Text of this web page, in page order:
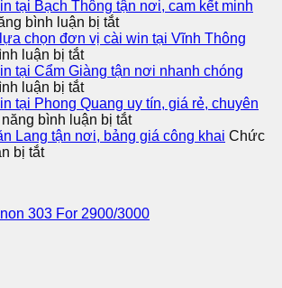
tại Bạch Thông tận nơi, cam kết minh
bình luận bị tắtở
Dịch
cài
tại
Bạch
Thông
minh
chọn đơn vị cài win tại Vĩnh Thông
luận bị tắtở
Kinh
nghiệm
lựa
chọn
đơn
Vĩnh
tại Cẩm Giàng tận nơi nhanh chóng
luận bị tắtở
Dịch
vụ
cài
tận
tại Phong Quang uy tín, giá rẻ, chuyên
bình luận bị tắtở
Dịch
Phong
Lang tận nơi, bảng giá công khai Chức
bị tắtở
Văn
303 For 2900/3000